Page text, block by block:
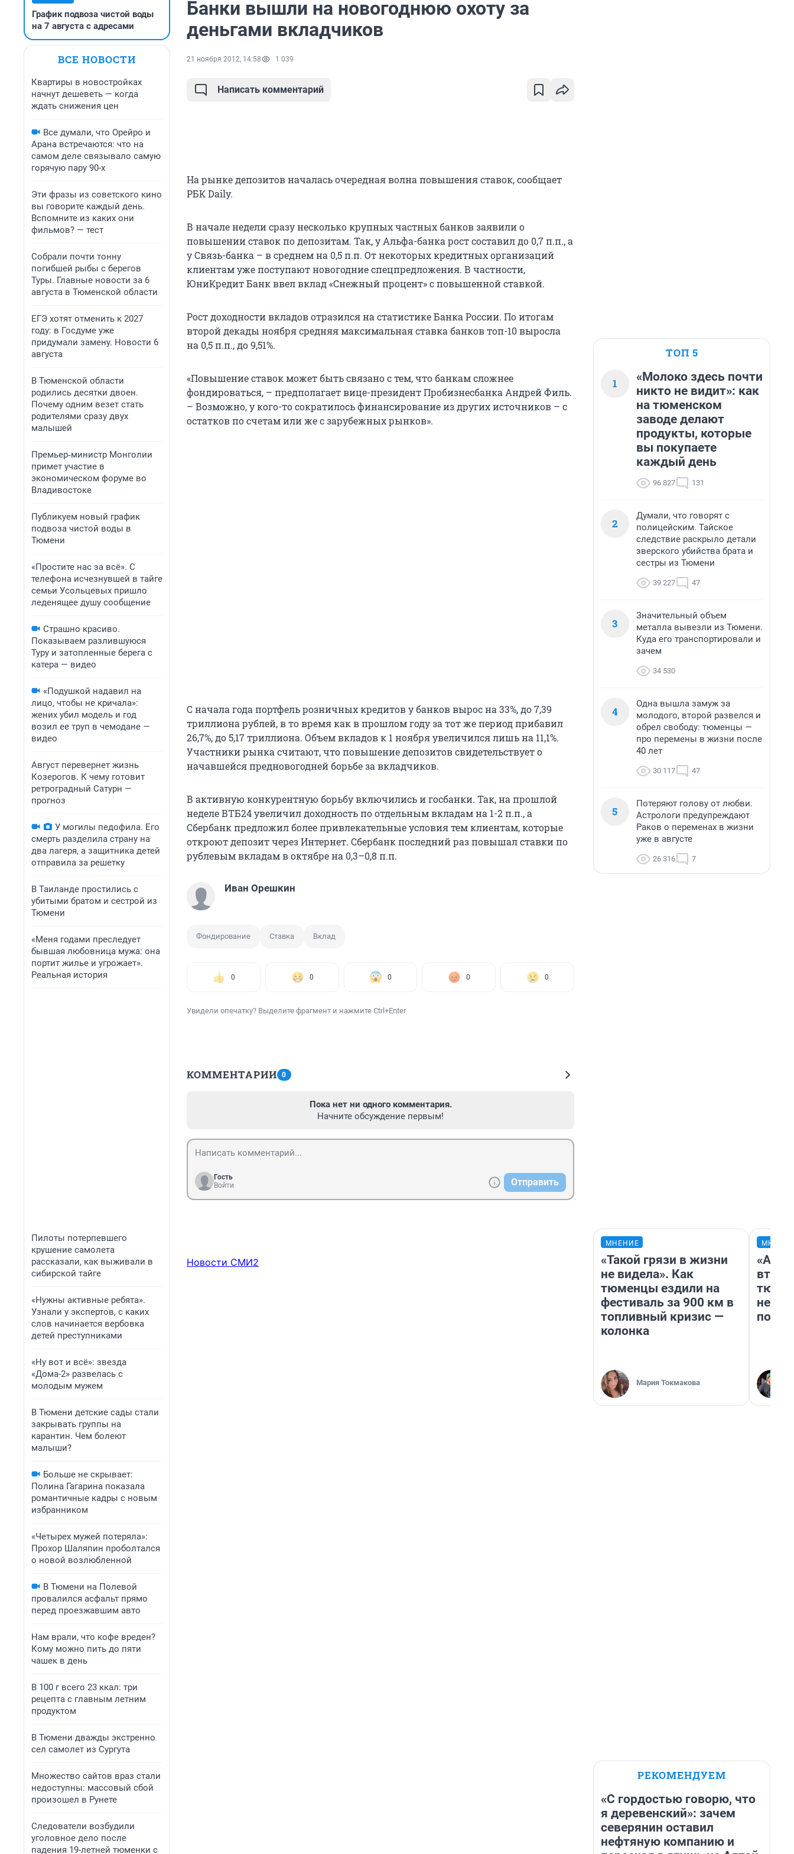
График подвоза чистой воды
на 7 августа с адресами
ВСЕ НОВОСТИ
Квартиры в новостройках
начнут дешеветь — когда
ждать снижения цен
Все думали, что Орейро и
Арана встречаются: что на
самом деле связывало самую
горячую пару 90-х
Эти фразы из советского кино
вы говорите каждый день.
Вспомните из каких они
фильмов? — тест
Собрали почти тонну
погибшей рыбы с берегов
Туры. Главные новости за 6
августа в Тюменской области
ЕГЭ хотят отменить к 2027
году: в Госдуме уже
придумали замену. Новости 6
августа
В Тюменской области
родились десятки двоен.
Почему одним везет стать
родителями сразу двух
малышей
Премьер‑министр Монголии
примет участие в
экономическом форуме во
Владивостоке
Публикуем новый график
подвоза чистой воды в
Тюмени
«Простите нас за всё». С
телефона исчезнувшей в тайге
семьи Усольцевых пришло
леденящее душу сообщение
Страшно красиво.
Показываем разлившуюся
Туру и затопленные берега с
катера — видео
«Подушкой надавил на
лицо, чтобы не кричала»:
жених убил модель и год
возил ее труп в чемодане —
видео
Август перевернет жизнь
Козерогов. К чему готовит
ретроградный Сатурн —
прогноз
У могилы педофила. Его
смерть разделила страну на
два лагеря, а защитника детей
отправила за решетку
В Таиланде простились с
убитыми братом и сестрой из
Тюмени
«Меня годами преследует
бывшая любовница мужа: она
портит жилье и угрожает».
Реальная история
Пилоты потерпевшего
крушение самолета
рассказали, как выживали в
сибирской тайге
«Нужны активные ребята».
Узнали у экспертов, с каких
слов начинается вербовка
детей преступниками
«Ну вот и всё»: звезда
«Дома-2» развелась с
молодым мужем
В Тюмени детские сады стали
закрывать группы на
карантин. Чем болеют
малыши?
Больше не скрывает:
Полина Гагарина показала
романтичные кадры с новым
избранником
«Четырех мужей потеряла»:
Прохор Шаляпин проболтался
о новой возлюбленной
В Тюмени на Полевой
провалился асфальт прямо
перед проезжавшим авто
Нам врали, что кофе вреден?
Кому можно пить до пяти
чашек в день
В 100 г всего 23 ккал: три
рецепта с главным летним
продуктом
В Тюмени дважды экстренно
сел самолет из Сургута
Множество сайтов враз стали
недоступны: массовый сбой
произошел в Рунете
Следователи возбудили
уголовное дело после
падения 19-летней тюменки с
Банки вышли на новогоднюю охоту за
деньгами вкладчиков
21 ноября 2012, 14:58 1 039
Написать комментарий
На рынке депозитов началась очередная волна повышения ставок, сообщает
РБК Daily.
В начале недели сразу несколько крупных частных банков заявили о
повышении ставок по депозитам. Так, у Альфа-банка рост составил до 0,7 п.п., а
у Связь-банка – в среднем на 0,5 п.п. От некоторых кредитных организаций
клиентам уже поступают новогодние спецпредложения. В частности,
ЮниКредит Банк ввел вклад «Снежный процент» с повышенной ставкой.
Рост доходности вкладов отразился на статистике Банка России. По итогам
второй декады ноября средняя максимальная ставка банков топ-10 выросла
на 0,5 п.п., до 9,51%.
«Повышение ставок может быть связано с тем, что банкам сложнее
фондироваться, – предполагает вице-президент Пробизнесбанка Андрей Филь.
– Возможно, у кого-то сократилось финансирование из других источников – с
остатков по счетам или же с зарубежных рынков».
С начала года портфель розничных кредитов у банков вырос на 33%, до 7,39
триллиона рублей, в то время как в прошлом году за тот же период прибавил
26,7%, до 5,17 триллиона. Объем вкладов к 1 ноября увеличился лишь на 11,1%.
Участники рынка считают, что повышение депозитов свидетельствует о
начавшейся предновогодней борьбе за вкладчиков.
В активную конкурентную борьбу включились и госбанки. Так, на прошлой
неделе ВТБ24 увеличил доходность по отдельным вкладам на 1-2 п.п., а
Сбербанк предложил более привлекательные условия тем клиентам, которые
откроют депозит через Интернет. Сбербанк последний раз повышал ставки по
рублевым вкладам в октябре на 0,3–0,8 п.п.
Иван Орешкин
Фондирование Ставка Вклад
0 0 0 0 0
Увидели опечатку? Выделите фрагмент и нажмите Ctrl+Enter
КОММЕНТАРИИ 0
Пока нет ни одного комментария.
Начните обсуждение первым!
Гость
Войти
Отправить
Новости СМИ2
ТОП 5
1
«Молоко здесь почти
никто не видит»: как
на тюменском
заводе делают
продукты, которые
вы покупаете
каждый день
96 827 131
2
Думали, что говорят с
полицейским. Тайское
следствие раскрыло детали
зверского убийства брата и
сестры из Тюмени
39 227 47
3
Значительный объем
металла вывезли из Тюмени.
Куда его транспортировали и
зачем
34 530
4
Одна вышла замуж за
молодого, второй развелся и
обрел свободу: тюменцы —
про перемены в жизни после
40 лет
30 117 47
5
Потеряют голову от любви.
Астрологи предупреждают
Раков о переменах в жизни
уже в августе
26 316 7
МНЕНИЕ
«Такой грязи в жизни
не видела». Как
тюменцы ездили на
фестиваль за 900 км в
топливный кризис —
колонка
Мария Токмакова
РЕКОМЕНДУЕМ
«С гордостью говорю, что
я деревенский»: зачем
северянин оставил
нефтяную компанию и